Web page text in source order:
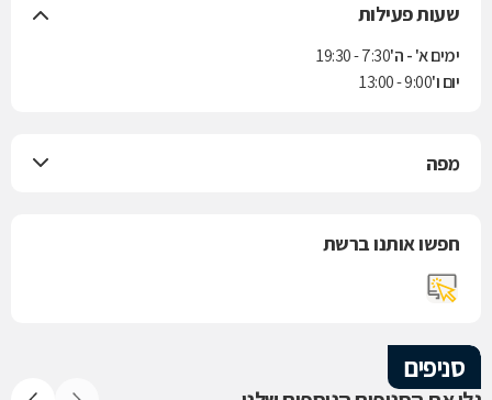
שעות פעילות
ימים א' - ה'7:30 - 19:30
יום ו'9:00 - 13:00
מפה
חפשו אותנו ברשת
סניפים